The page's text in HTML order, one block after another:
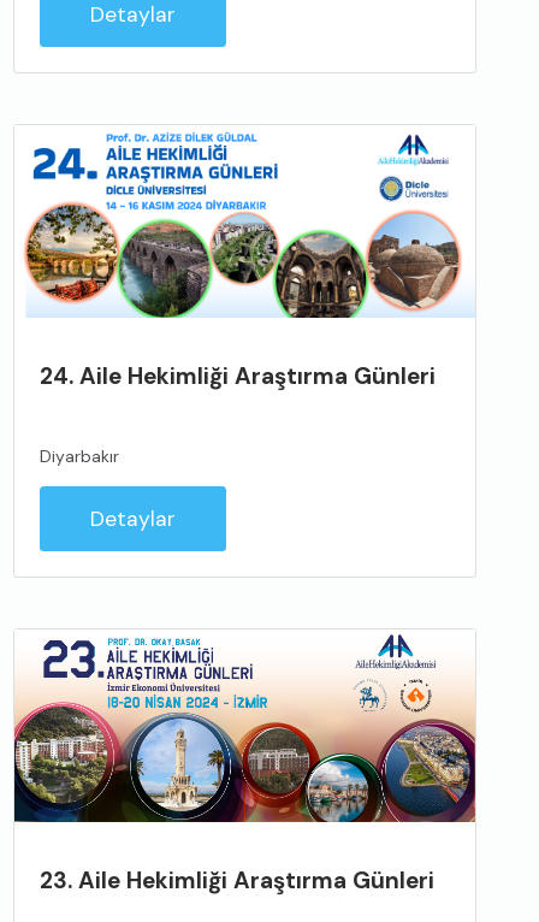
Detaylar
24. Aile Hekimliği Araştırma Günleri
Diyarbakır
Detaylar
23. Aile Hekimliği Araştırma Günleri